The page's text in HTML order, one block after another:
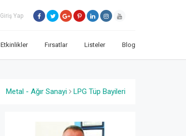
Giriş Yap
Etkinlikler Fırsatlar Listeler Blog
Metal - Ağır Sanayi LPG Tüp Bayileri